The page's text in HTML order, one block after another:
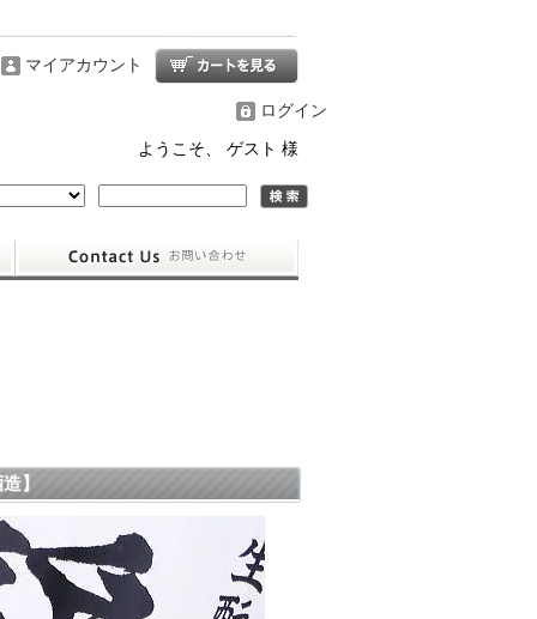
マイアカウント
ログイン
ようこそ、 ゲスト 様
】